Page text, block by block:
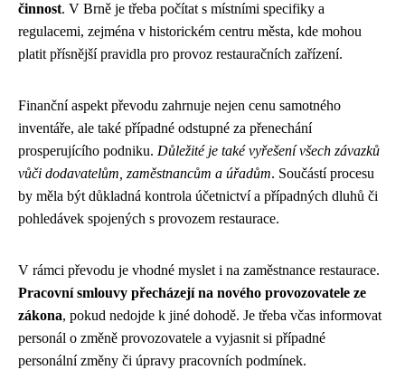
činnost. V Brně je třeba počítat s místními specifiky a
regulacemi, zejména v historickém centru města, kde mohou
platit přísnější pravidla pro provoz restauračních zařízení.
Finanční aspekt převodu zahrnuje nejen cenu samotného
inventáře, ale také případné odstupné za přenechání
prosperujícího podniku. Důležité je také vyřešení všech závazků
vůči dodavatelům, zaměstnancům a úřadům. Součástí procesu
by měla být důkladná kontrola účetnictví a případných dluhů či
pohledávek spojených s provozem restaurace.
V rámci převodu je vhodné myslet i na zaměstnance restaurace.
Pracovní smlouvy přecházejí na nového provozovatele ze
zákona, pokud nedojde k jiné dohodě. Je třeba včas informovat
personál o změně provozovatele a vyjasnit si případné
personální změny či úpravy pracovních podmínek.